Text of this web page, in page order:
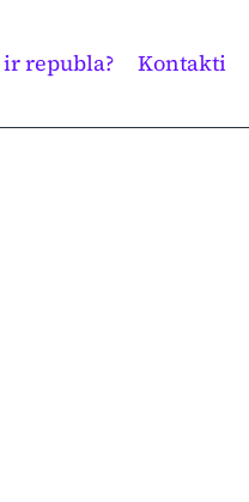
ir republa? Kontakti